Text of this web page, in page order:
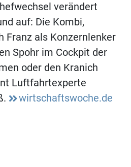
verändert
auf: Die Kombi,
Franz als Konzernlenker
Spohr im Cockpit der
oder den Kranich
Luftfahrtexperte
wirtschaftswoche.de